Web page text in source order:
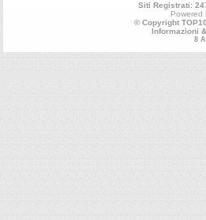
Siti Registrati:
© Copyright
Informazioni
8